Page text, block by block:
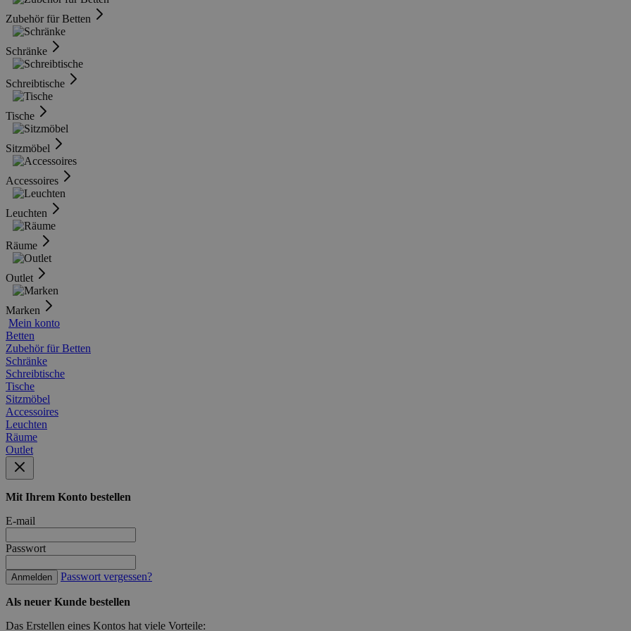
Zubehör für Betten
Schränke
Schreibtische
Tische
Sitzmöbel
Accessoires
Leuchten
Räume
Outlet
Marken
Mein konto
Betten
Zubehör für Betten
Schränke
Schreibtische
Tische
Sitzmöbel
Accessoires
Leuchten
Räume
Outlet
Mit Ihrem Konto bestellen
E-mail
Passwort
Anmelden Passwort vergessen?
Als neuer Kunde bestellen
Das Erstellen eines Kontos hat viele Vorteile: